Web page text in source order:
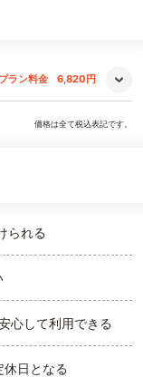
プラン料金 6,820円
価格は全て税込表記です。
られる
心して利用できる
日となる